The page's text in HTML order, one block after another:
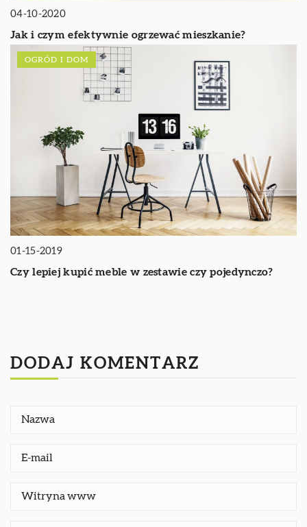
04-10-2020
Jak i czym efektywnie ogrzewać mieszkanie?
OGRÓD I DOM
01-15-2019
Czy lepiej kupić meble w zestawie czy pojedynczo?
DODAJ KOMENTARZ